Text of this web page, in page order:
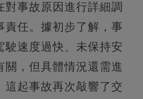
對事故原因進行詳細調
責任。據初步了解，事
駛速度過快、未保持安
關，但具體情況還需進
這起事故再次敲響了交